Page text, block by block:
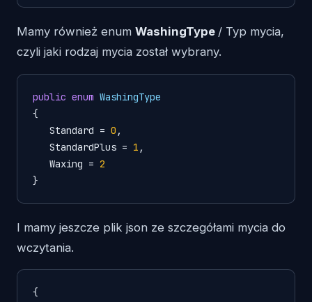
Mamy również enum WashingType / Typ mycia,
czyli jaki rodzaj mycia został wybrany.
public enum WashingType
{
   Standard =
0 ,
   StandardPlus =
1 ,
   Waxing =
2
}
I mamy jeszcze plik json ze szczegółami mycia do
wczytania.
{